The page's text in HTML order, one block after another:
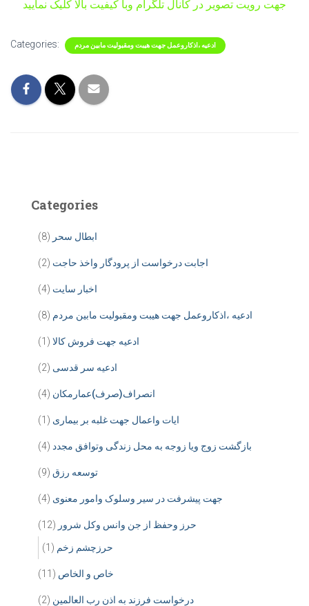
جهت رویت تصویر در کانال تلگرام وبا کیفیت بالا کلیک نمایید
Categories: ادعیه ،اذکاروعمل جهت هیبت ومقبولیت مابین مردم
Categories
ابطال سحر (8)
اجابت درخواست از پرودگار واخذ حاجت (2)
اخبار سایت (4)
ادعیه ،اذکاروعمل جهت هیبت ومقبولیت مابین مردم (8)
ادعیه جهت فروش کالا (1)
ادعیه سر قدسی (2)
انصراف(صرف)عمارمکان (4)
ایات واعمال جهت غلبه بر بیماری (1)
بازگشت زوج ویا زوجه به محل زندگی وتوافق مجدد (4)
توسعه رزق (9)
جهت پیشرفت در سیر وسلوک وامور معنوی (4)
حرز وحفظ از جن وانس وکل شرور (12)
حرزچشم زخم (1)
خاص و الخاص (11)
درخواست فرزند به اذن رب العالمین (2)